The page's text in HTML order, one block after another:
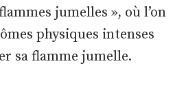
jumelles », où l’on
physiques intenses
sa flamme jumelle.